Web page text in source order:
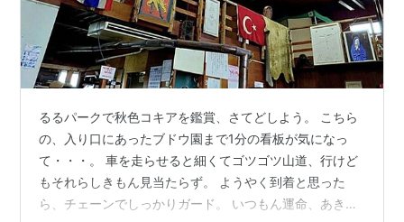
るるパークで秋色コキアを鑑賞、さてどしよう。 こちら
の、入り口にあったブドウ園まで1分の看板が気になっ
て・・・。 車を走らせると細くてゴツゴツ山道、行けど
もそれらしきもん見当たらず。 ようやく到着と思った
ら、チェーンでしっかりガード。 いつもん運命、あきら